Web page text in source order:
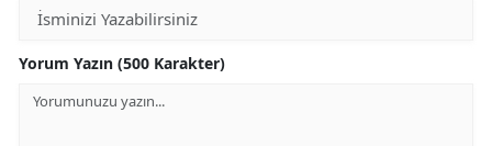
Yorum Yazın (500 Karakter)